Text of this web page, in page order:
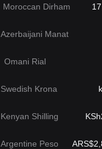
Moroccan Dirham
Azerbaijani Manat
Omani Rial
Swedish Krona
Kenyan Shilling
Argentine Peso